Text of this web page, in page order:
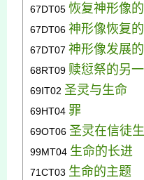
67DT05 恢复神形像
67DT06 神形像恢复
67DT07 神形像发展
68RT09 赎愆祭的另
69IT02 圣灵与生命
69HT04 罪
69OT06 圣灵在信徒
99MT04 生命的长进
71CT03 生命的主题